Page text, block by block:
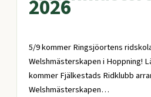
2026
5/9 kommer Ringsjöortens
Welshmästerskapen i Hoppning!
kommer Fjälkestads Ridklubb
Welshmästerskapen…